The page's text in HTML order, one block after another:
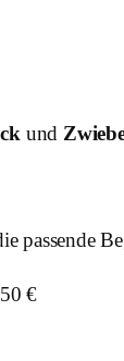
und
passende
€